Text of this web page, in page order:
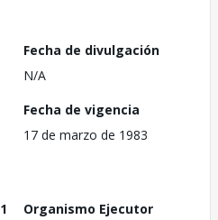
Fecha de divulgación
N/A
Fecha de vigencia
17 de marzo de 1983
1
Organismo Ejecutor